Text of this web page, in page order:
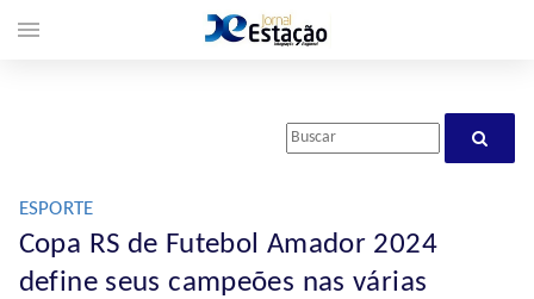
ESPORTE
Copa RS de Futebol Amador 2024
define seus campeões nas várias
menu